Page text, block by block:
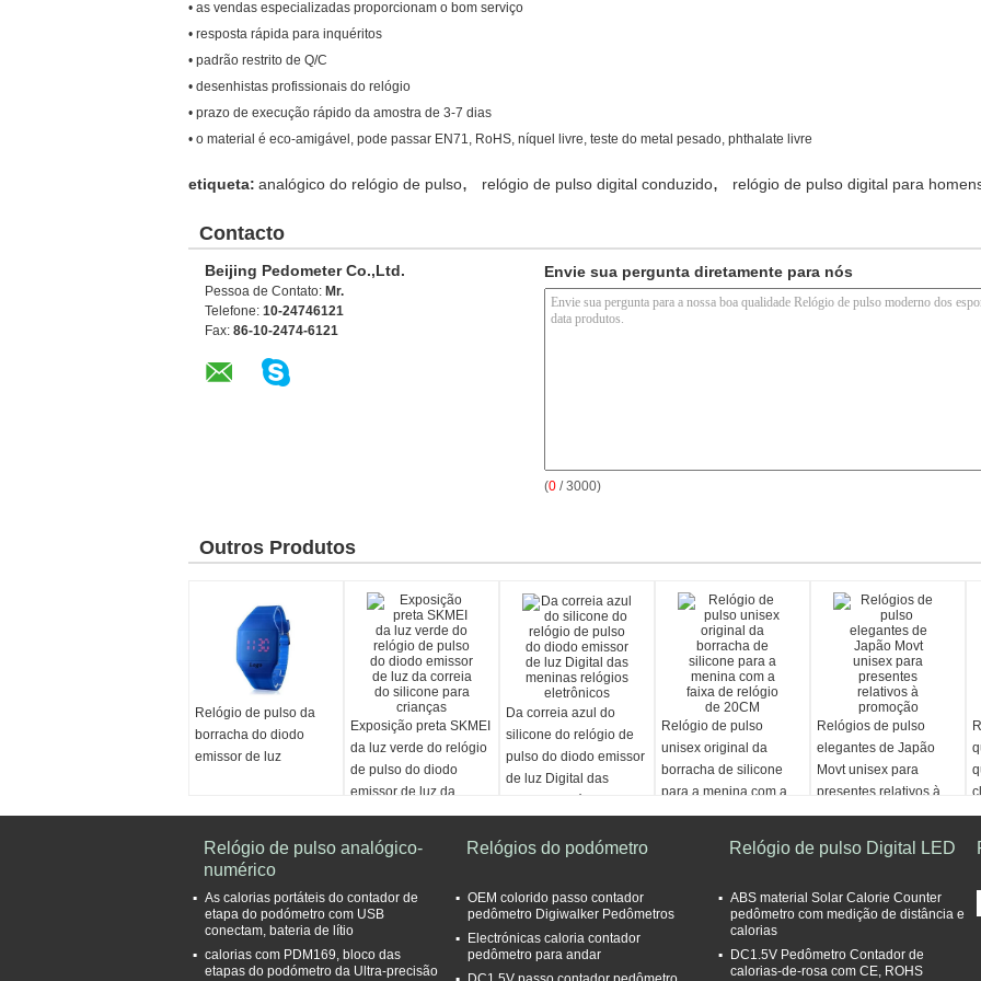
• as vendas especializadas proporcionam o bom serviço
• resposta rápida para inquéritos
• padrão restrito de Q/C
• desenhistas profissionais do relógio
• prazo de execução rápido da amostra de 3-7 dias
• o material é eco-amigável, pode passar EN71, RoHS, níquel livre, teste do metal pesado, phthalate livre
etiqueta: analógico do relógio de pulso, relógio de pulso digital conduzido, relógio de pulso digital para
Contacto
Beijing Pedometer Co.,Ltd.
Pessoa de Contato: Mr.
Telefone: 10-24746121
Fax: 86-10-2474-6121
Envie sua pergunta diretamente para nós
(0 / 3000)
Outros Produtos
Relógio de pulso da
borracha do diodo
emissor de luz
Exposição preta SKMEI
da luz verde do relógio
de pulso do diodo
emissor de luz da
correia do silicone para
Da correia azul do
silicone do relógio de
pulso do diodo emissor
de luz Digital das
Relógio de pulso
unisex original da
borracha de silicone
para a menina com a
faixa de relógio de
Relógios de pulso
elegantes de Japão
Movt unisex para
presentes relativos à
promoção
Relógio de pulso analógico-
numérico
As calorias portáteis do contador de
etapa do podómetro com USB
conectam, bateria de lítio
calorias com PDM169, bloco das
etapas do podómetro da Ultra-precisão
Relógios do podómetro
OEM colorido passo contador
pedômetro Digiwalker Pedômetros
Electrónicas caloria contador
pedômetro para andar
Relógio de pulso Digital LED
ABS material Solar Calorie Counter
pedômetro com medição de distância e
calorias
DC1.5V Pedômetro Contador de
calorias-de-rosa com CE, ROHS